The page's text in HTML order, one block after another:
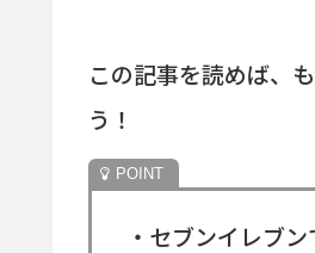
この記事を読めば、
う！
・セブンイレブ